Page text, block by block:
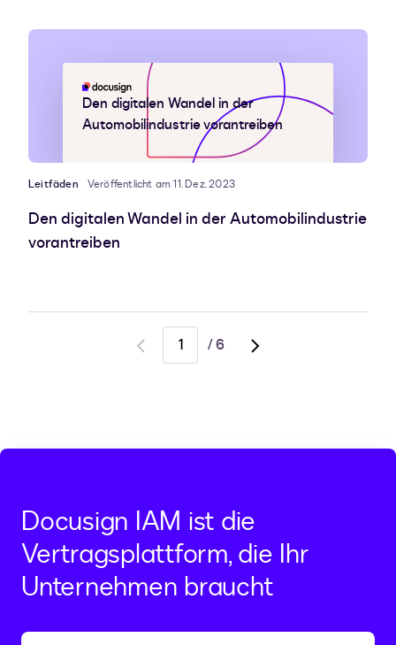
Den digitalen Wandel in der
Automobilindustrie vorantreiben
Leitfäden Veröffentlicht am 11. Dez. 2023
Den digitalen Wandel in der Automobilindustrie
vorantreiben
Go
/6
Go
2
Docusign IAM ist die
Vertragsplattform, die Ihr
Unternehmen braucht